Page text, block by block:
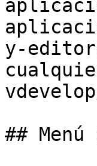
y-
##